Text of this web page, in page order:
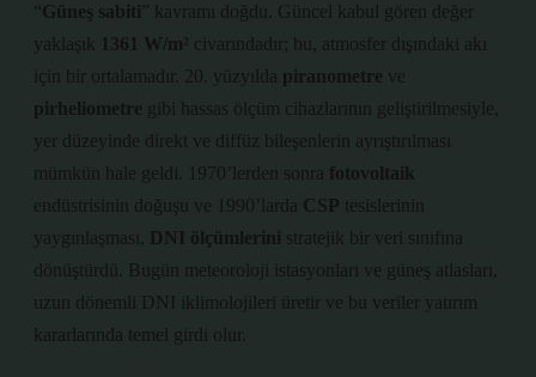
“ Güneş sabiti” kavramı doğdu. Güncel kabul gören değer
yaklaşık 1361 W/m² civarındadır; bu, atmosfer dışındaki akı
için bir ortalamadır. 20. yüzyılda piranometre ve
pirheliometre gibi hassas ölçüm cihazlarının geliştirilmesiyle,
yer düzeyinde direkt ve diffüz bileşenlerin ayrıştırılması
mümkün hale geldi. 1970’lerden sonra fotovoltaik
endüstrisinin doğuşu ve 1990’larda CSP tesislerinin
yaygınlaşması,
DNI ölçümlerini stratejik bir veri sınıfına
dönüştürdü. Bugün meteoroloji istasyonları ve güneş atlasları,
uzun dönemli
DNI iklimolojileri
üretir ve bu veriler yatırım
kararlarında temel girdi olur.